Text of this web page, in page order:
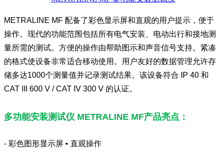
METRALINE MF 配备了彩色显示屏和直观的用户提示，便于
操作。现代的功能范围包括所有电气安装、电动出行和接地测
量所需的测试。方便的操作由帮助图示和声音信号支持。紧凑
的格式使设备非常适合移动使用。用户友好的数据管理允许存
储多达1000个测量值并记录测试结果。该设备符合 IP 40 和
CAT III 600 V / CAT IV 300 V 的认证。
多功能安装测试仪 METRALINE MF产品亮点：
- 彩色图形显示屏 • 直观操作